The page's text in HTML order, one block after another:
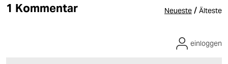
1 Kommentar Neueste / Älteste
einloggen